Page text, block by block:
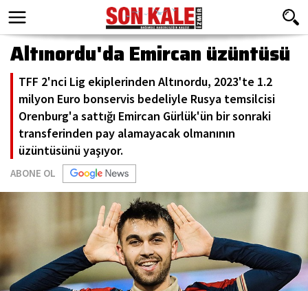
Altınordu'da Emircan üzüntüsü
TFF 2'nci Lig ekiplerinden Altınordu, 2023'te 1.2
milyon Euro bonservis bedeliyle Rusya temsilcisi
Orenburg'a sattığı Emircan Gürlük'ün bir sonraki
transferinden pay alamayacak olmanının
üzüntüsünü yaşıyor.
ABONE OL